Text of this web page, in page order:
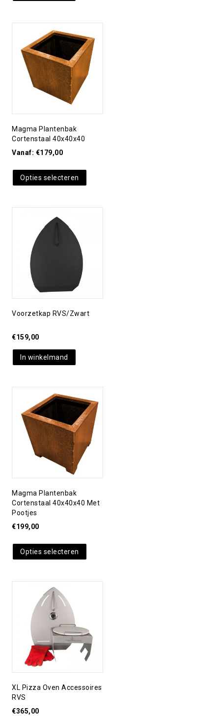
Magma Plantenbak
Cortenstaal 40x40x40
Vanaf: €179,00
Opties selecteren
Voorzetkap RVS/zwart
€159,00
In winkelmand
Magma Plantenbak
Cortenstaal 40x40x40 Met
Pootjes
€199,00
Opties selecteren
XL Pizza Oven Accessoires
RVS
€365,00